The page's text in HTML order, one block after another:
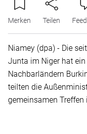
Merken Teilen
Niamey (dpa) - Die
Junta im Niger hat
Nachbarländern
teilten die
gemeinsamen